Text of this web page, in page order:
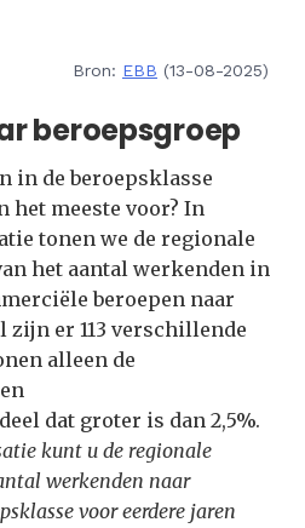
Bron: EBB (13-08-2025)
beroepsgroep
in de beroepsklasse
het meeste voor? In
tonen we de regionale
het aantal werkenden in
beroepen naar
zijn er 113 verschillende
alleen de
dat groter is dan 2,5%.
kunt u de regionale
werkenden naar
voor eerdere jaren